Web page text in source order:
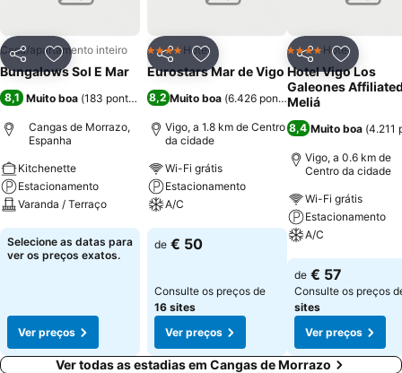
PartilharAdicionar aos favoritos
Casa/apartamento inteiro
Bungalows Sol E Mar
8,1 Muito boa (183 pontuações)
Cangas de Morrazo,
Espanha
Kitchenette
Estacionamento
Varanda / Terraço
Ver preços
Selecione as datas para
ver os preços exatos.
Ver preços
PartilharAdicionar aos favoritos
4 EstrelasHotel
Eurostars Mar de Vigo
8,2 Muito boa (6.426 pontuações)
Vigo, a 1.8 km de Centro
da cidade
Wi-Fi grátis
Estacionamento
A/C
Ver preços
de € 50
Consulte os preços de
16 sites
Ver preços
Partilhar
4 EstrelasHotel
Hotel Vigo Los
Galeones
Meliá
8,4 Muito boa (4.211
Vigo, a 0.6 km de
Centro da cidade
Wi-Fi grátis
Estacionamento
A/C
Ver preços
de € 57
Consulte os preços
sites
Ver preços
Ver todas as estadias em Cangas de Morrazo